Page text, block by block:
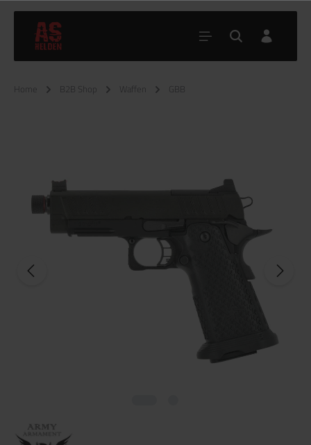
Home B2B Shop Waffen GBB